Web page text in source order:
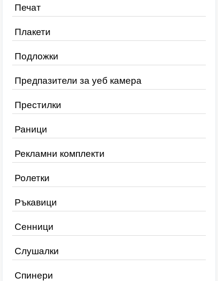
Печат
Плакети
Подложки
Предпазители за уеб камера
Престилки
Раници
Рекламни комплекти
Ролетки
Ръкавици
Сенници
Слушалки
Спинери